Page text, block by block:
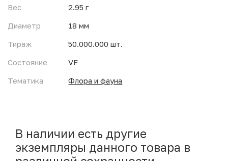
Вес
2.95 г
Диаметр
18 мм
Тираж
50.000.000 шт.
Состояние
VF
Тематика
Флора и фауна
В наличии есть другие
экземпляры данного товара в